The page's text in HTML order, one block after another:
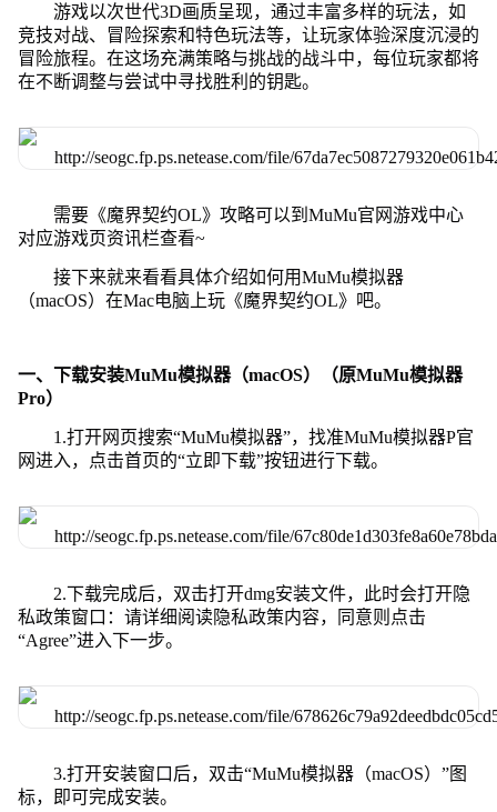
游戏以次世代3D画质呈现，通过丰富多样的玩法，如
竞技对战、冒险探索和特色玩法等，让玩家体验深度沉浸的
冒险旅程。在这场充满策略与挑战的战斗中，每位玩家都将
在不断调整与尝试中寻找胜利的钥匙。
需要《魔界契约OL》攻略可以到MuMu官网游戏中心
对应游戏页资讯栏查看~
接下来就来看看具体介绍如何用MuMu模拟器
（macOS）在Mac电脑上玩《魔界契约OL》吧。
一、下载安装MuMu模拟器（macOS）（原MuMu模拟器
Pro）
1.打开网页搜索“MuMu模拟器”，找准MuMu模拟器P官
网进入，点击首页的“立即下载”按钮进行下载。
2.下载完成后，双击打开dmg安装文件，此时会打开隐
私政策窗口：请详细阅读隐私政策内容，同意则点击
“Agree”进入下一步。
3.打开安装窗口后，双击“MuMu模拟器（macOS）”图
标，即可完成安装。